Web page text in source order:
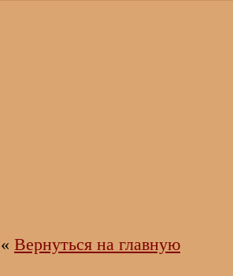
« Вернуться на главную